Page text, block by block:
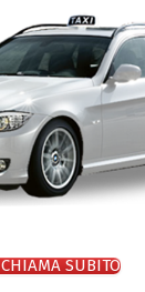
CHIAMA SUBITO